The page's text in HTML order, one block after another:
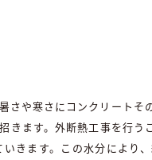
さや寒さにコンクリート
ます。外断熱工事を行
きます。この水分により